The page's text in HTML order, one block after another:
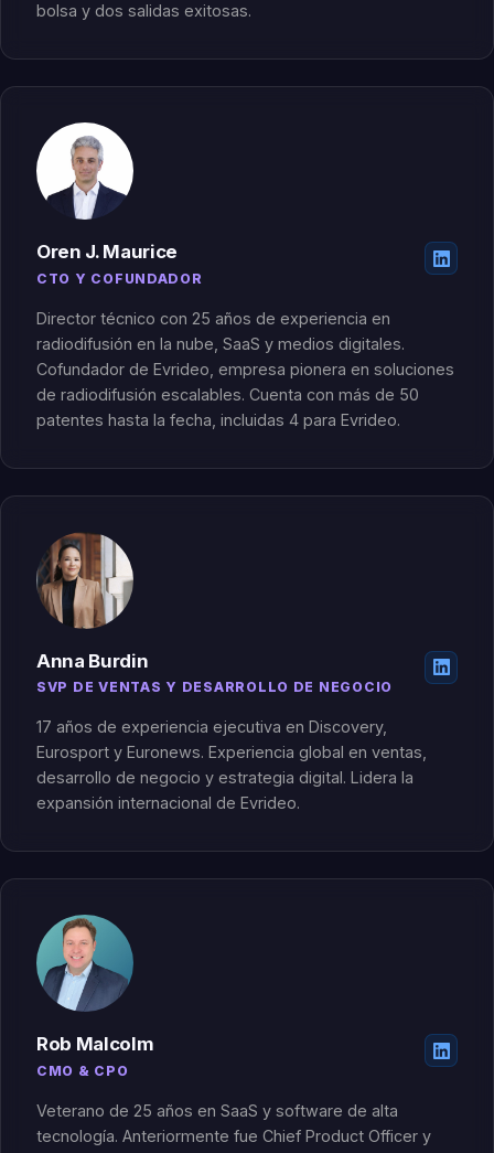
bolsa y dos salidas exitosas.
Oren J. Maurice
CTO Y COFUNDADOR
Director técnico con 25 años de experiencia en
radiodifusión en la nube, SaaS y medios digitales.
Cofundador de Evrideo, empresa pionera en soluciones
de radiodifusión escalables. Cuenta con más de 50
patentes hasta la fecha, incluidas 4 para Evrideo.
Anna Burdin
SVP DE VENTAS Y DESARROLLO DE NEGOCIO
17 años de experiencia ejecutiva en Discovery,
Eurosport y Euronews. Experiencia global en ventas,
desarrollo de negocio y estrategia digital. Lidera la
expansión internacional de Evrideo.
Rob Malcolm
CMO & CPO
Veterano de 25 años en SaaS y software de alta
tecnología. Anteriormente fue Chief Product Officer y